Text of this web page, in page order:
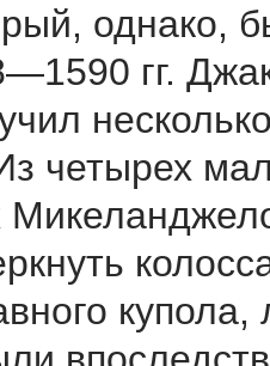
однако,
гг.
четырех